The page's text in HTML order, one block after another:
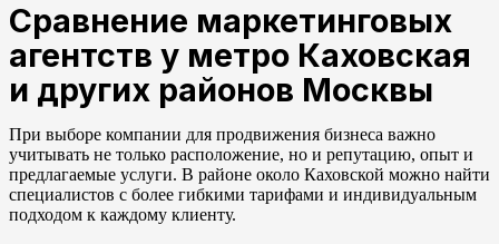
Сравнение маркетинговых
агентств у метро Каховская
и других районов Москвы
При выборе компании для продвижения бизнеса важно
учитывать не только расположение, но и репутацию, опыт и
предлагаемые услуги. В районе около Каховской можно найти
специалистов с более гибкими тарифами и индивидуальным
подходом к каждому клиенту.